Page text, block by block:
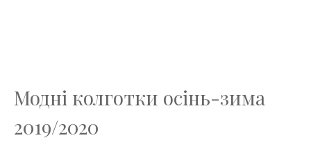
Модні колготки осінь-зима
2019/2020